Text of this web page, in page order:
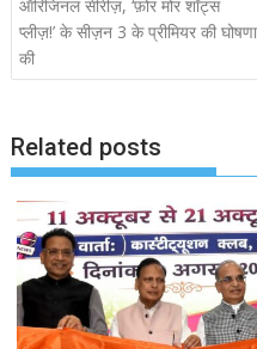
ऑरिजिनल सीरीज़, ‘फ़ोर मोर शॉट्स
प्लीज़!’ के सीज़न 3 के प्रीमियर की घोषणा
की
Related posts